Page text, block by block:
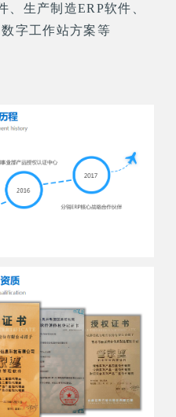
、生产制造ERP软件、
字工作站方案等